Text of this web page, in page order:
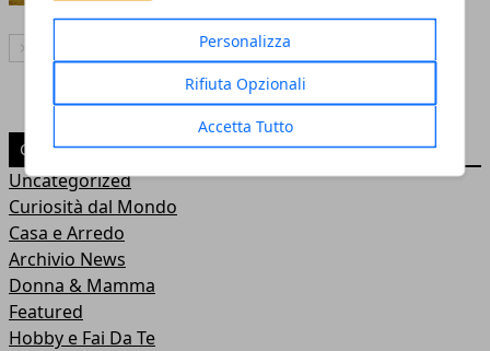
Personalizza
Rifiuta Opzionali
Accetta Tutto
Articolo Successivo
CATEGORIE
Uncategorized
Curiosità dal Mondo
Casa e Arredo
Archivio News
Donna & Mamma
Featured
Hobby e Fai Da Te